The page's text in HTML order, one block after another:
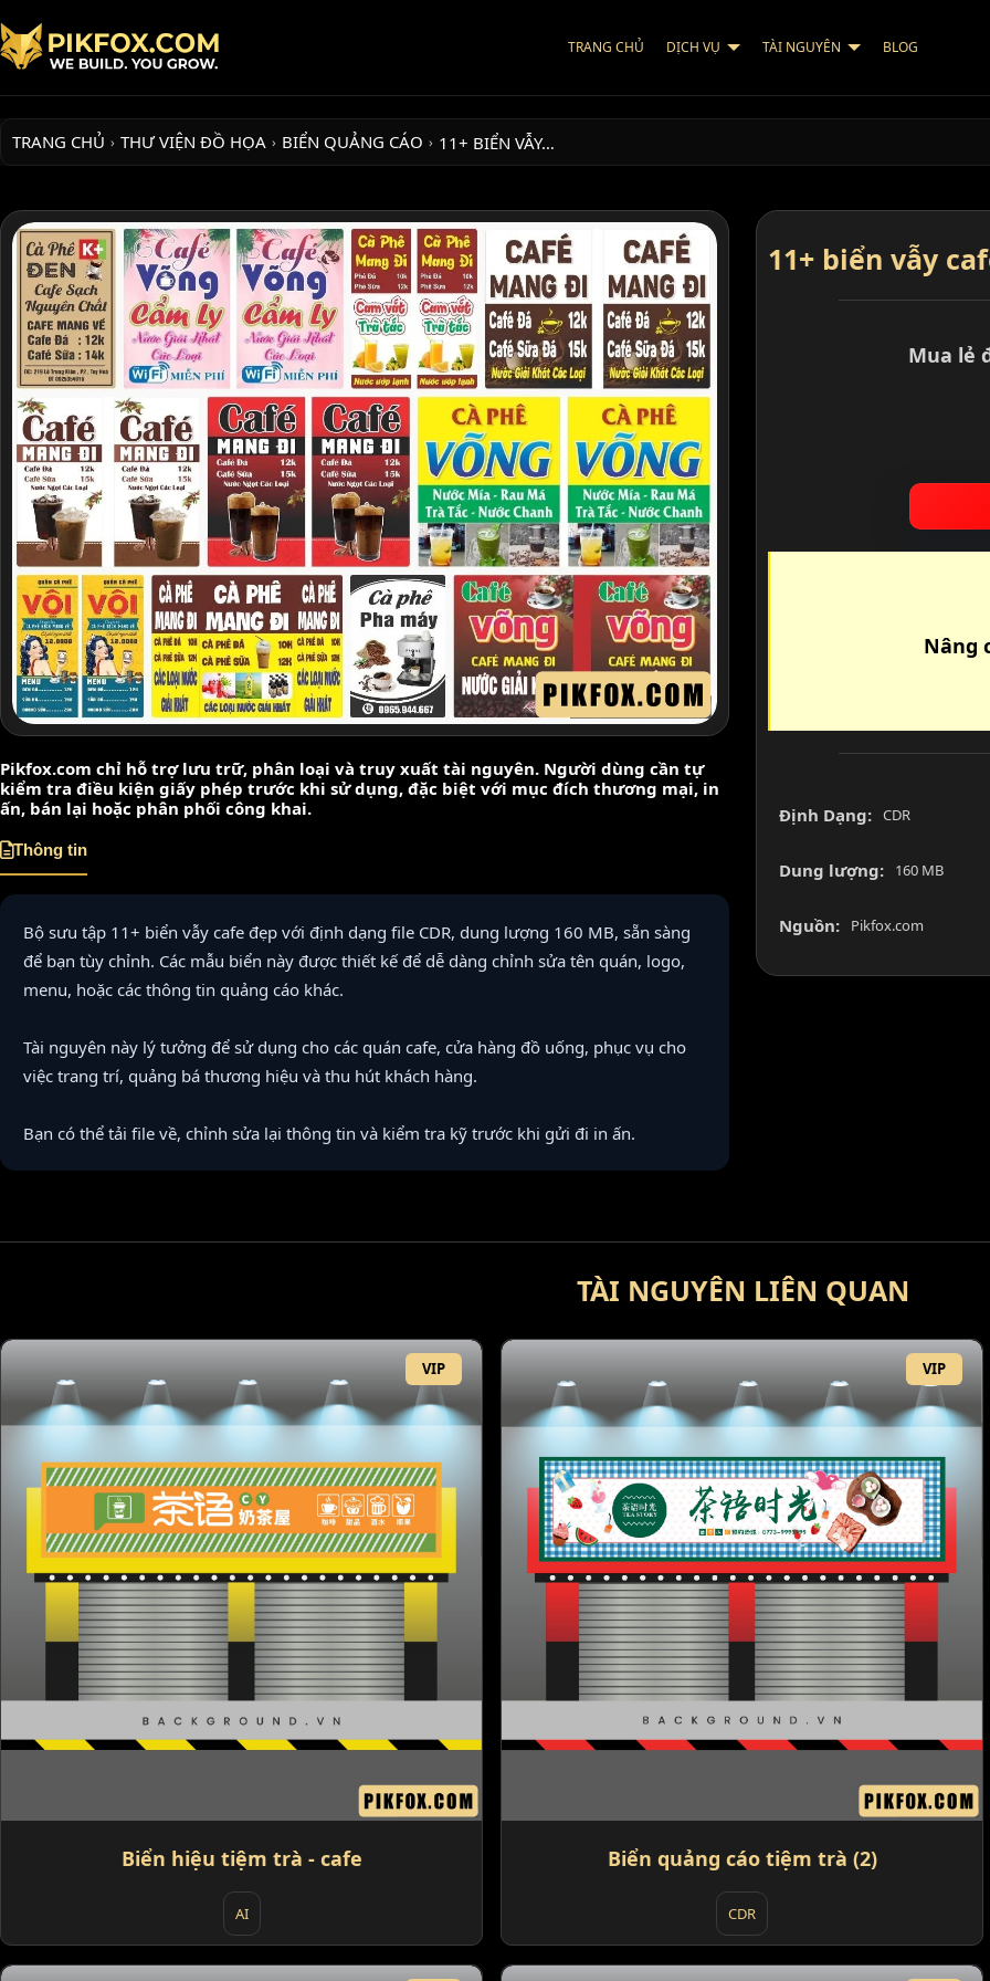
TRANG CHỦ DỊCH VỤ TÀI NGUYÊN BLOG
TRANG CHỦ › THƯ VIỆN ĐỒ HỌA › BIỂN QUẢNG CÁO › 11+ BIỂN VẪY…
Pikfox.com chỉ hỗ trợ lưu trữ, phân loại và truy xuất tài nguyên. Người dùng cần tự
kiểm tra điều kiện giấy phép trước khi sử dụng, đặc biệt với mục đích thương mại, in
ấn, bán lại hoặc phân phối công khai.
Thông tin
Bộ sưu tập 11+ biển vẫy cafe đẹp với định dạng file CDR, dung lượng 160 MB, sẵn sàng
để bạn tùy chỉnh. Các mẫu biển này được thiết kế để dễ dàng chỉnh sửa tên quán, logo,
menu, hoặc các thông tin quảng cáo khác.
Tài nguyên này lý tưởng để sử dụng cho các quán cafe, cửa hàng đồ uống, phục vụ cho
việc trang trí, quảng bá thương hiệu và thu hút khách hàng.
Bạn có thể tải file về, chỉnh sửa lại thông tin và kiểm tra kỹ trước khi gửi đi in ấn.
11+ biển vẫy
Mua lẻ
Nâng
Định Dạng: CDR
Dung lượng: 160 MB
Nguồn: Pikfox.com
TÀI NGUYÊN LIÊN QUAN
VIP
Biển hiệu tiệm trà - cafe
AI
VIP
Biển quảng cáo tiệm trà (2)
CDR